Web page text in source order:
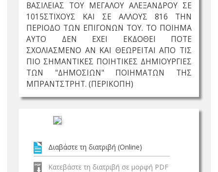
ΒΑΣΙΛΕΙΑΣ ΤΟΥ ΜΕΓΑΛΟΥ ΑΛΕΞΑΝΔΡΟΥ ΣΕ
1015ΣΤΙΧΟΥΣ ΚΑΙ ΣΕ ΑΛΛΟΥΣ 816 ΤΗΝ
ΠΕΡΙΟΔΟ ΤΩΝ ΕΠΙΓΟΝΩΝ ΤΟΥ. ΤΟ ΠΟΙΗΜΑ
ΑΥΤΟ ΔΕΝ ΕΧΕΙ ΕΚΔΟΘΕΙ ΠΟΤΕ
ΣΧΟΛΙΑΣΜΕΝΟ ΑΝ ΚΑΙ ΘΕΩΡΕΙΤΑΙ ΑΠΟ ΤΙΣ
ΠΙΟ ΣΗΜΑΝΤΙΚΕΣ ΠΟΙΗΤΙΚΕΣ ΔΗΜΙΟΥΡΓΙΕΣ
ΤΩΝ "ΔΗΜΟΣΙΩΝ" ΠΟΙΗΜΑΤΩΝ ΤΗΣ
ΜΠΡΑΝΤΣΤΡΗΤ. (ΠΕΡΙΚΟΠΗ)
Διαβάστε τη διατριβή (Online)
Κατεβάστε τη διατριβή σε μορφή PDF